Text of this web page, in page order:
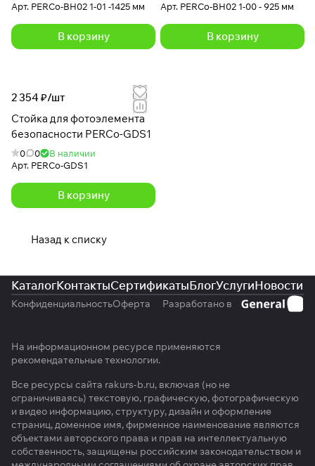
Арт. PERCo-BH02 1-01 -1425 мм
В корзину
Арт. PERCo-BH02 1-00 - 925 мм
В корзину
2 354 ₽/шт
Стойка для фотоэлемента
безопасности PERCo-GDS1
0 0
В наличии
Арт. PERCo-GDS1
В корзину
Назад к списку
КаталогКонтактыСертификатыБлогУслугиНовости
КонфиденциальностьОферта Разработано в
На информационном ресурсе применяются
рекомендательные технологии.
Все ресурсы сайта rakurs-b.ru, включая (но не
ограничиваясь) текстовую, графическую, фотографическую
и видео информацию, структуру, дизайн и оформление
страниц, доменное имя, фирменное наименование являются
объектами авторского права и прав на интеллектуальную
собственность, защищены российским законодательством и